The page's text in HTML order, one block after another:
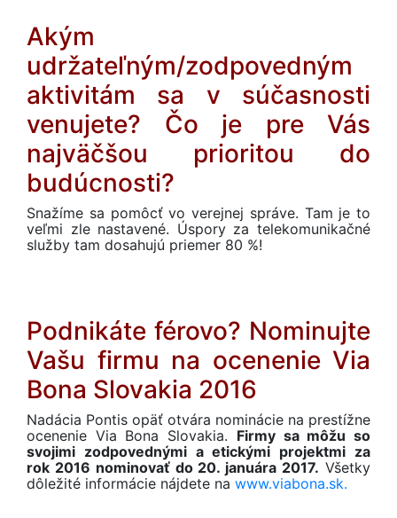
Akým
udržateľným/zodpovedným
aktivitám sa v súčasnosti
venujete? Čo je pre Vás
najväčšou prioritou do
budúcnosti?
Snažíme sa pomôcť vo verejnej správe. Tam je to
veľmi zle nastavené. Úspory za telekomunikačné
služby tam dosahujú priemer 80 %!
Podnikáte férovo? Nominujte
Vašu firmu na ocenenie Via
Bona Slovakia 2016
Nadácia Pontis opäť otvára nominácie na prestížne
ocenenie Via Bona Slovakia. Firmy sa môžu so
svojimi zodpovednými a etickými projektmi za
rok 2016 nominovať do 20. januára 2017. Všetky
dôležité informácie nájdete na www.viabona.sk.